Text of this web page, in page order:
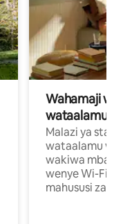
Wahamaji
wataalamu
Malazi ya
wataalamu
wakiwa mbali
wenye Wi-Fi
mahususi za